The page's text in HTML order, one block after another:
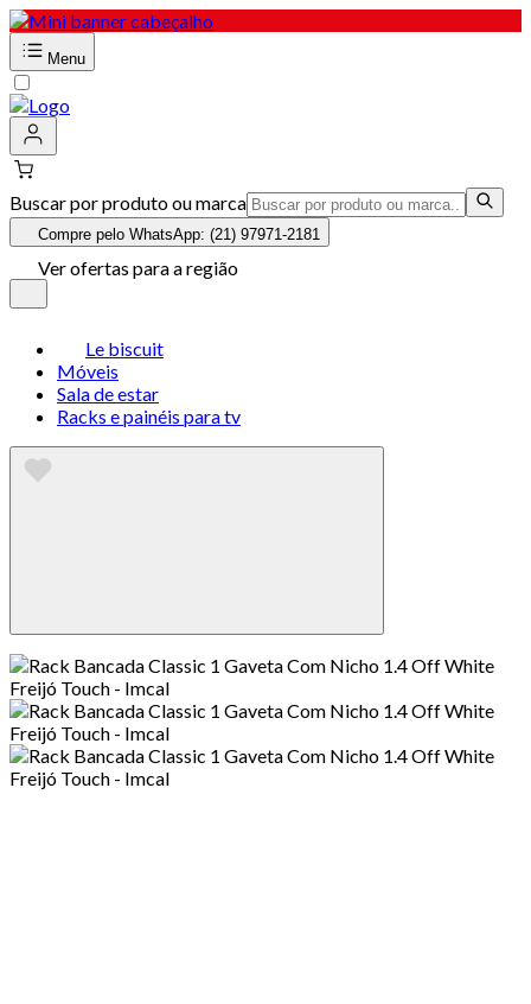
Menu
Buscar por produto ou marca
Compre pelo WhatsApp: (21) 97971-2181
Ver ofertas para a região
Le biscuit
Móveis
Sala de estar
Racks e painéis para tv